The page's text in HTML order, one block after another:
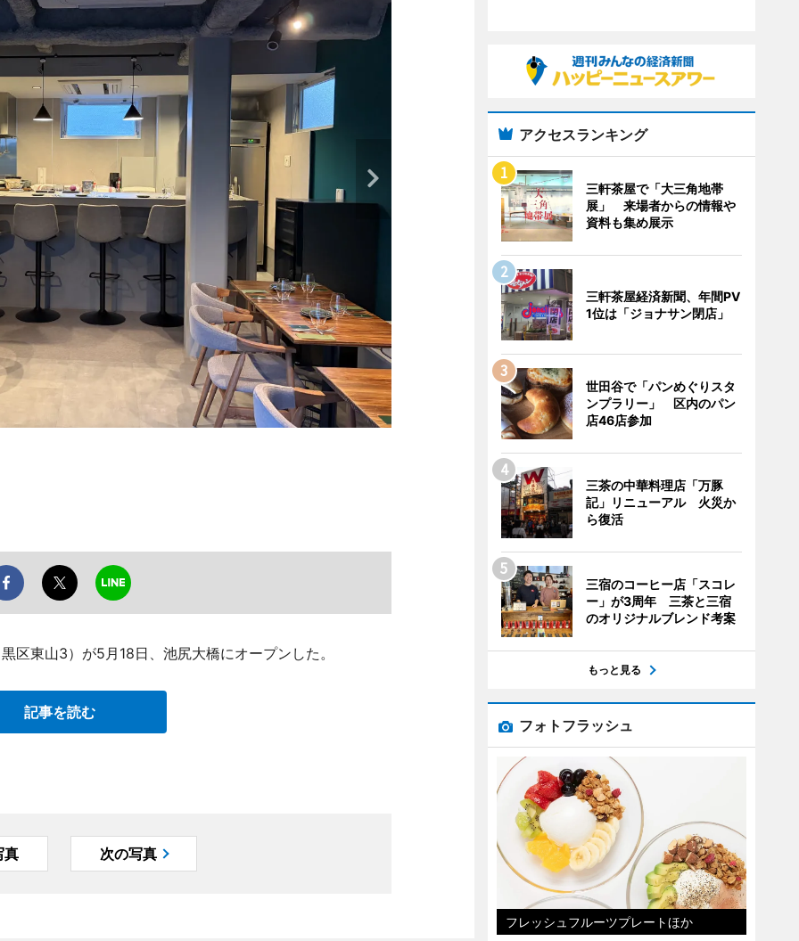
区東山3）が5月18日、池尻大橋にオープンした。
記事を読む
真 次の写真
アクセスランキング
三軒茶屋で「大三角地帯
展」 来場者からの情報や
資料も集め展示
三軒茶屋経済新聞、年間PV
1位は「ジョナサン閉店」
世田谷で「パンめぐりスタ
ンプラリー」 区内のパン
店46店参加
三茶の中華料理店「万豚
記」リニューアル 火災か
ら復活
三宿のコーヒー店「スコレ
ー」が3周年 三茶と三宿
のオリジナルブレンド考案
もっと見る
フォトフラッシュ
フレッシュフルーツプレートほか